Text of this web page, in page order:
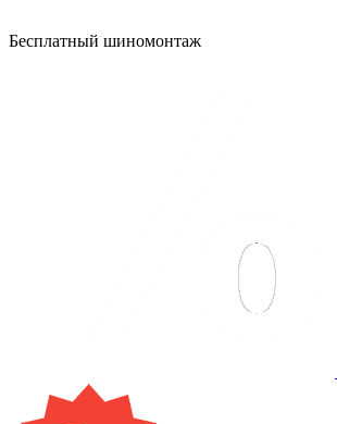
Бесплатный шиномонтаж